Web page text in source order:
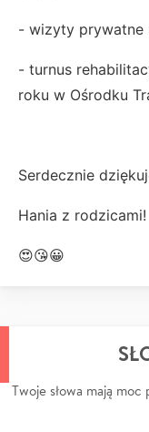
- wizyty prywatne
- turnus
roku w Ośrodku
Serdecznie
Hania z rodzicami!
😍😘😀
Twoje słowa mają moc